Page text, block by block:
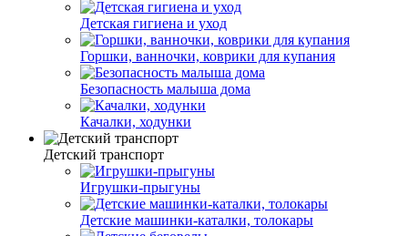
Детская гигиена и уход
Горшки, ванночки, коврики для купания
Безопасность малыша дома
Качалки, ходунки
Детский транспорт
Игрушки-прыгуны
Детские машинки-каталки, толокары